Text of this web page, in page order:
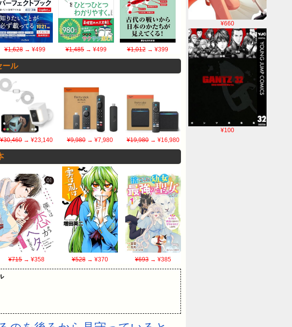
¥660
¥100
¥1,628→ ¥499 ¥1,485 → ¥499 ¥1,012→ ¥399
ール
¥30,460→ ¥23,140 ¥9,980→ ¥7,980 ¥19,980→ ¥16,980
¥715→ ¥358 ¥528→ ¥370 ¥693→ ¥385